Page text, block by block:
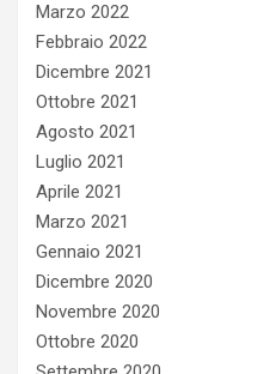
Marzo 2022
Febbraio 2022
Dicembre 2021
Ottobre 2021
Agosto 2021
Luglio 2021
Aprile 2021
Marzo 2021
Gennaio 2021
Dicembre 2020
Novembre 2020
Ottobre 2020